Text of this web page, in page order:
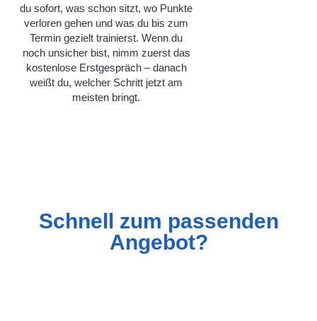
du sofort, was schon sitzt, wo Punkte
verloren gehen und was du bis zum
Termin gezielt trainierst. Wenn du
noch unsicher bist, nimm zuerst das
kostenlose Erstgespräch – danach
weißt du, welcher Schritt jetzt am
meisten bringt.
Schnell zum passenden
Angebot?